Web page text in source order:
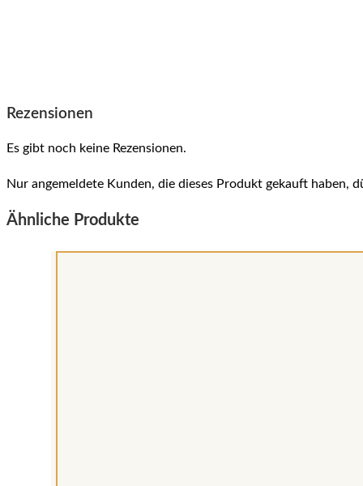
Rezensionen
Es gibt noch keine Rezensionen.
Nur angemeldete Kunden, die dieses Produkt gekauft haben,
Ähnliche Produkte